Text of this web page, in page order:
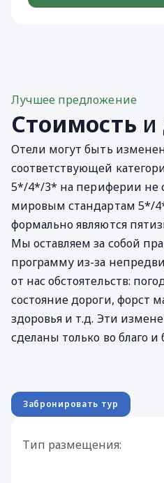
Тип размещения:
Лучшее предложение
Стоимость и
Отели могут быть
соответствующей
5*/4*/3* на периферии не
мировым стандартам 5*/
формально являются
Мы оставляем за собой
программу из-за
от нас обстоятельств:
состояние дороги, форст
здоровья и т.д. Эти
сделаны только во благо и
Забронировать тур